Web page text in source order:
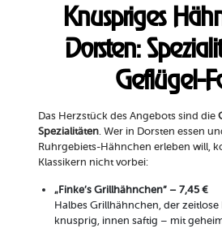
Knuspriges
Dorsten:
Geflügel-
Das Herzstück des Angebots sind die
Spezialitäten. Wer in Dorsten essen
Ruhrgebiets-Hähnchen erleben will,
Klassikern nicht vorbei:
„Finke’s Grillhähnchen“ – 7,45 €
Halbes Grillhähnchen, der zeitlose
knusprig, innen saftig – mit